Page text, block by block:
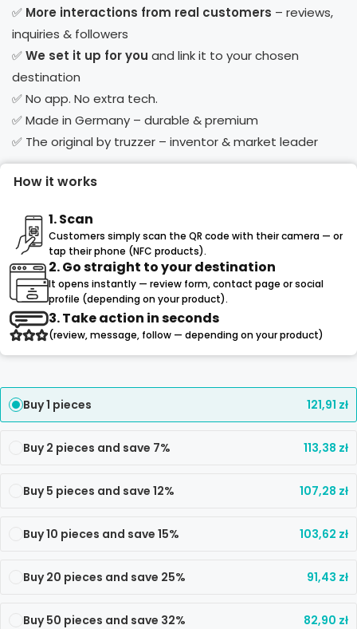
✅ More interactions from real customers – reviews,
inquiries & followers
✅We set it up for you and link it to your chosen
destination
✅ No app. No extra tech.
✅ Made in Germany – durable & premium
✅ The original by truzzer – inventor & market leader
How it works
1. Scan
Customers simply scan the QR code with their camera — or
tap their phone (NFC products).
2. Go straight to your destination
It opens instantly — review form, contact page or social
profile (depending on your product).
3. Take action in seconds
(review, message, follow — depending on your product)
Buy 1 pieces 121,91 zł
Buy 2 pieces and save 7% 113,38 zł
Buy 5 pieces and save 12% 107,28 zł
Buy 10 pieces and save 15% 103,62 zł
Buy 20 pieces and save 25% 91,43 zł
Buy 50 pieces and save 32% 82,90 zł